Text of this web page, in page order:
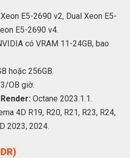
E5-2690 v2, Dual Xeon E5-
E5-2690 v4.
có VRAM 11-24GB, bao
hoặc 256GB.
OB giờ.
Octane 2023.1.1.
4D R19, R20, R21, R23, R24,
2023, 2024.